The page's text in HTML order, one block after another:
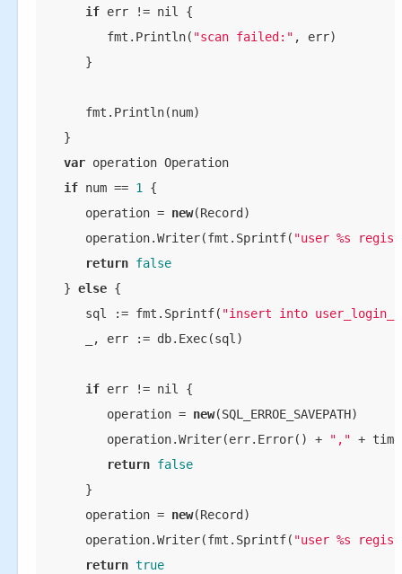
if err != nil {
fmt.Println( "scan failed:" , err)
}
fmt.Println(num)
}
var operation Operation
if num == 1 {
operation = new(Record)
operation.Writer(fmt.Sprintf( "user %s
return false
} else {
sql := fmt.Sprintf( "insert into
_, err := db.Exec(sql)
if err != nil {
operation = new(SQL_ERROE_SAVEPATH)
operation.Writer(err.Error() +
"," +
return false
}
operation = new(Record)
operation.Writer(fmt.Sprintf( "user %s
return true